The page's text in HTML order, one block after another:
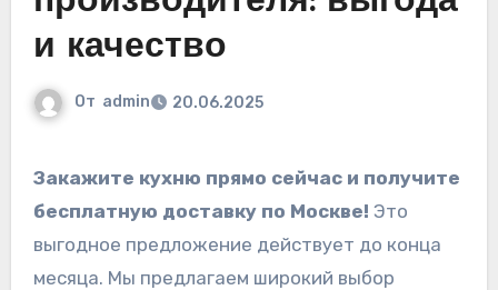
и качество
От admin 20.06.2025
Закажите кухню прямо сейчас и получите
бесплатную доставку по Москве! Это
выгодное предложение действует до конца
месяца. Мы предлагаем широкий выбор